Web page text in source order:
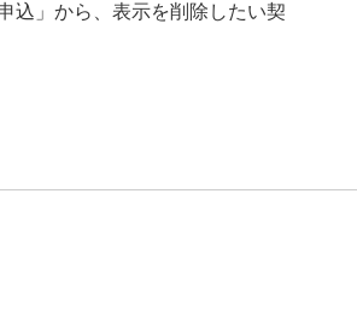
込」から、表示を削除したい契